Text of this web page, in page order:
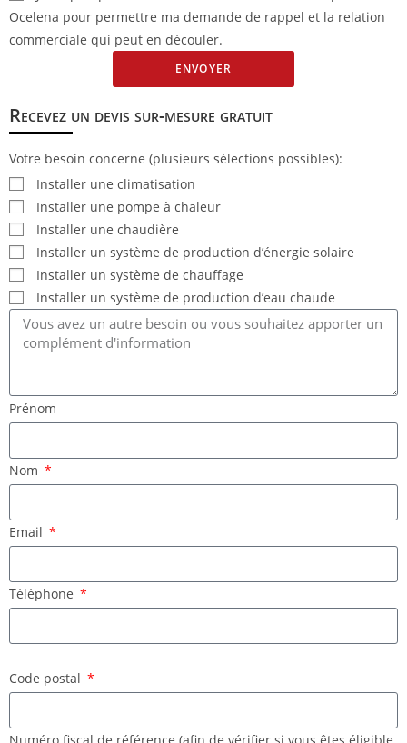
Ocelena pour permettre ma demande de rappel et la relation
commerciale qui peut en découler.
ENVOYER
Recevez un devis sur-mesure gratuit
Votre besoin concerne (plusieurs sélections possibles):
Installer une climatisation
Installer une pompe à chaleur
Installer une chaudière
Installer un système de production d’énergie solaire
Installer un système de chauffage
Installer un système de production d’eau chaude
Prénom
Nom
Email
Téléphone
Code postal